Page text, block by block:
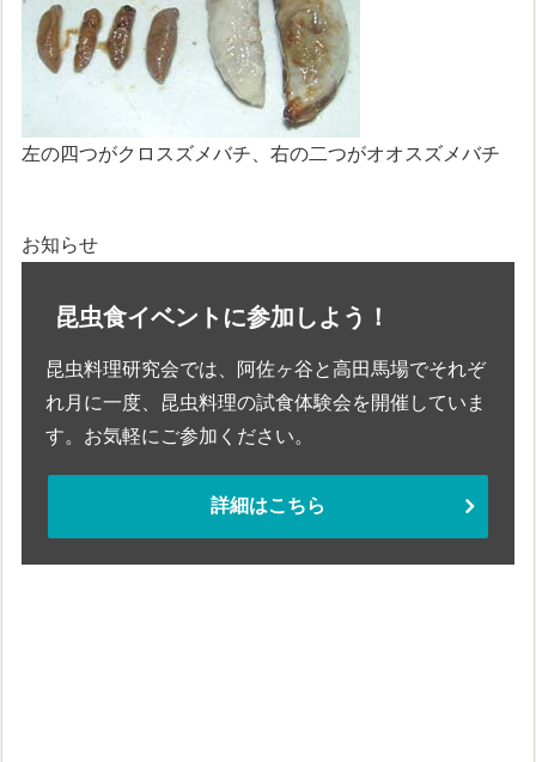
左の四つがクロスズメバチ、右の二つがオオスズメバチ
お知らせ
昆虫食イベントに参加しよう！
昆虫料理研究会では、阿佐ヶ谷と高田馬場でそれぞ
れ月に一度、昆虫料理の試食体験会を開催していま
す。お気軽にご参加ください。
詳細はこちら